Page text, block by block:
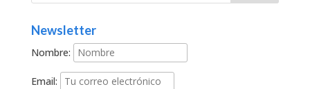
Newsletter
Nombre:
Email: